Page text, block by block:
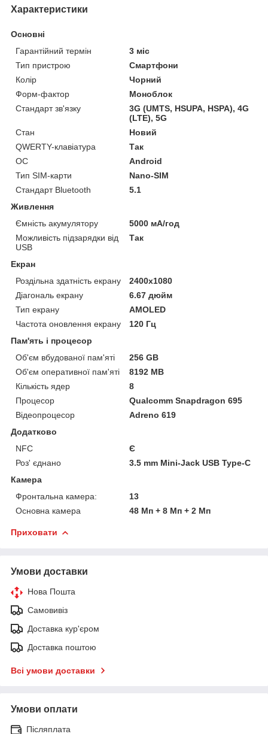
Характеристики
Основні
Гарантійний термін
3 міс
Тип пристрою
Смартфони
Колір
Чорний
Форм-фактор
Моноблок
Стандарт зв'язку
3G (UMTS, HSUPA, HSPA), 4G
(LTE), 5G
Стан
Новий
QWERTY-клавіатура
Так
ОС
Android
Тип SIM-карти
Nano-SIM
Стандарт Bluetooth
5.1
Живлення
Ємність акумулятору
5000 мА/год
Можливість підзарядки від
USB
Так
Екран
Роздільна здатність екрану
2400x1080
Діагональ екрану
6.67 дюйм
Тип екрану
AMOLED
Частота оновлення екрану
120 Гц
Пам'ять і процесор
Об'єм вбудованої пам'яті
256 GB
Об'єм оперативної пам'яті
8192 MB
Кількість ядер
8
Процесор
Qualcomm Snapdragon 695
Відеопроцесор
Adreno 619
Додатково
NFC
Є
Роз' єднано
3.5 mm Mini-Jack USB Type-C
Камера
Фронтальна камера:
13
Основна камера
48 Мп + 8 Мп + 2 Мп
Приховати
Умови доставки
Нова Пошта
Самовивіз
Доставка кур'єром
Доставка поштою
Всі умови доставки
Умови оплати
Післяплата